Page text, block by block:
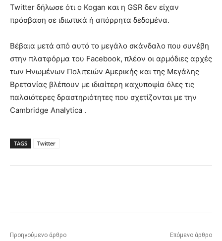
Twitter δήλωσε ότι ο Kogan και η GSR δεν είχαν
πρόσβαση σε ιδιωτικά ή απόρρητα δεδομένα.
Βέβαια μετά από αυτό το μεγάλο σκάνδαλο που συνέβη
στην πλατφόρμα του Facebook, πλέον οι αρμόδιες αρχές
των Ηνωμένων Πολιτειών Αμερικής και της Μεγάλης
Βρετανίας βλέπουν με ιδιαίτερη καχυποψία όλες τις
παλαιότερες δραστηριότητες που σχετίζονται με την
Cambridge Analytica .
TAGS Twitter
Προηγούμενο άρθρο Επόμενο άρθρο